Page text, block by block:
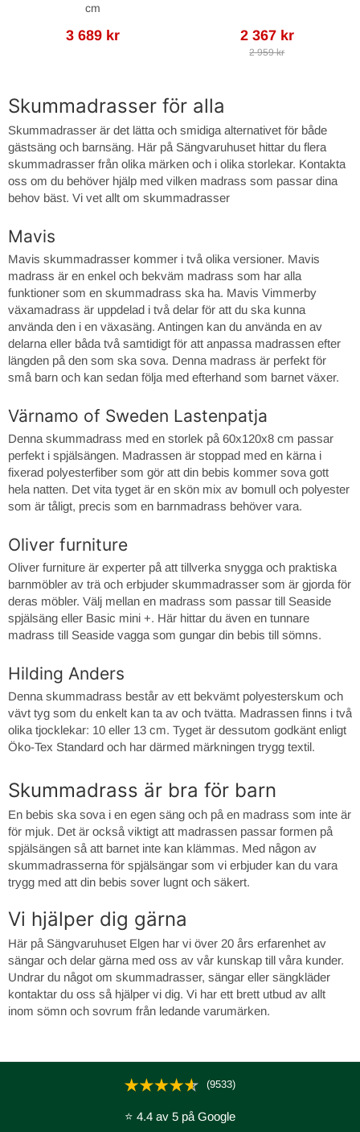
cm
3 689 kr 2 367 kr
2 959 kr
Skummadrasser för alla
Skummadrasser är det lätta och smidiga alternativet för både
gästsäng och barnsäng. Här på Sängvaruhuset hittar du flera
skummadrasser från olika märken och i olika storlekar. Kontakta
oss om du behöver hjälp med vilken madrass som passar dina
behov bäst. Vi vet allt om skummadrasser
Mavis
Mavis skummadrasser kommer i två olika versioner. Mavis
madrass är en enkel och bekväm madrass som har alla
funktioner som en skummadrass ska ha. Mavis Vimmerby
växamadrass är uppdelad i två delar för att du ska kunna
använda den i en växasäng. Antingen kan du använda en av
delarna eller båda två samtidigt för att anpassa madrassen efter
längden på den som ska sova. Denna madrass är perfekt för
små barn och kan sedan följa med efterhand som barnet växer.
Värnamo of Sweden Lastenpatja
Denna skummadrass med en storlek på 60x120x8 cm passar
perfekt i spjälsängen. Madrassen är stoppad med en kärna i
fixerad polyesterfiber som gör att din bebis kommer sova gott
hela natten. Det vita tyget är en skön mix av bomull och polyester
som är tåligt, precis som en barnmadrass behöver vara.
Oliver furniture
Oliver furniture är experter på att tillverka snygga och praktiska
barnmöbler av trä och erbjuder skummadrasser som är gjorda för
deras möbler. Välj mellan en madrass som passar till Seaside
spjälsäng eller Basic mini +. Här hittar du även en tunnare
madrass till Seaside vagga som gungar din bebis till sömns.
Hilding Anders
Denna skummadrass består av ett bekvämt polyesterskum och
vävt tyg som du enkelt kan ta av och tvätta. Madrassen finns i två
olika tjocklekar: 10 eller 13 cm. Tyget är dessutom godkänt enligt
Öko-Tex Standard och har därmed märkningen trygg textil.
Skummadrass är bra för barn
En bebis ska sova i en egen säng och på en madrass som inte är
för mjuk. Det är också viktigt att madrassen passar formen på
spjälsängen så att barnet inte kan klämmas. Med någon av
skummadrasserna för spjälsängar som vi erbjuder kan du vara
trygg med att din bebis sover lugnt och säkert.
Vi hjälper dig gärna
Här på Sängvaruhuset Elgen har vi över 20 års erfarenhet av
sängar och delar gärna med oss av vår kunskap till våra kunder.
Undrar du något om skummadrasser, sängar eller sängkläder
kontaktar du oss så hjälper vi dig. Vi har ett brett utbud av allt
inom sömn och sovrum från ledande varumärken.
(9533)
⭐ 4.4 av 5 på Google